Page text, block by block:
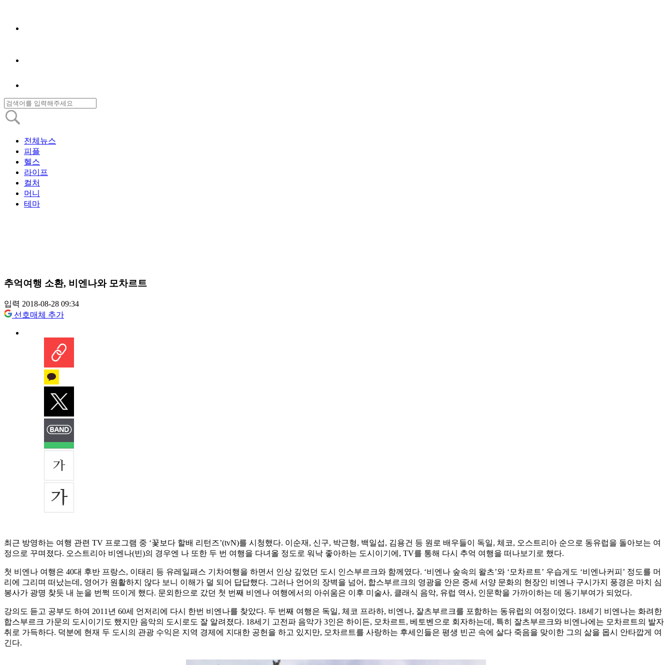
전체뉴스
피플
헬스
라이프
컬처
머니
테마
추억여행 소환, 비엔나와 모차르트
입력 2018-08-28 09:34
선호매체 추가
최근 방영하는 여행 관련 TV 프로그램 중 ‘꽃보다 할배 리턴즈’(tvN)를 시청했다. 이순재, 신구, 박근형, 백일섭, 김용건 등 원로 배우들이 독일, 체코, 오스트리아 순으로 동유럽을 돌아보는 여
정으로 꾸며졌다. 오스트리아 비엔나(빈)의 경우엔 나 또한 두 번 여행을 다녀올 정도로 워낙 좋아하는 도시이기에, TV를 통해 다시 추억 여행을 떠나보기로 했다.
첫 비엔나 여행은 40대 후반 프랑스, 이태리 등 유레일패스 기차여행을 하면서 인상 깊었던 도시 인스부르크와 함께였다. ‘비엔나 숲속의 왈츠’와 ‘모차르트’ 우습게도 ‘비엔나커피’ 정도를 머
리에 그리며 떠났는데, 영어가 원활하지 않다 보니 이해가 덜 되어 답답했다. 그러나 언어의 장벽을 넘어, 합스부르크의 영광을 안은 중세 서양 문화의 현장인 비엔나 구시가지 풍경은 마치 심
봉사가 광명 찾듯 내 눈을 번쩍 뜨이게 했다. 문외한으로 갔던 첫 번째 비엔나 여행에서의 아쉬움은 이후 미술사, 클래식 음악, 유럽 역사, 인문학을 가까이하는 데 동기부여가 되었다.
강의도 듣고 공부도 하여 2011년 60세 언저리에 다시 한번 비엔나를 찾았다. 두 번째 여행은 독일, 체코 프라하, 비엔나, 잘츠부르크를 포함하는 동유럽의 여정이었다. 18세기 비엔나는 화려한
합스부르크 가문의 도시이기도 했지만 음악의 도시로도 잘 알려졌다. 18세기 고전파 음악가 3인은 하이든, 모차르트, 베토벤으로 회자하는데, 특히 잘츠부르크와 비엔나에는 모차르트의 발자
취로 가득하다. 덕분에 현재 두 도시의 관광 수익은 지역 경제에 지대한 공헌을 하고 있지만, 모차르트를 사랑하는 후세인들은 평생 빈곤 속에 살다 죽음을 맞이한 그의 삶을 몹시 안타깝게 여
긴다.